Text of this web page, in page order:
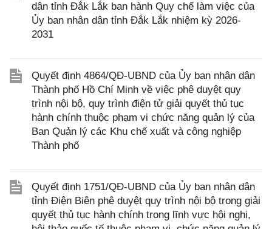
dân tỉnh Đắk Lắk ban hành Quy chế làm việc của
Ủy ban nhân dân tỉnh Đắk Lắk nhiệm kỳ 2026-
2031
Quyết định 4864/QĐ-UBND của Ủy ban nhân dân
Thành phố Hồ Chí Minh về việc phê duyệt quy
trình nội bộ, quy trình điện tử giải quyết thủ tục
hành chính thuộc phạm vi chức năng quản lý của
Ban Quản lý các Khu chế xuất và công nghiệp
Thành phố
Quyết định 1751/QĐ-UBND của Ủy ban nhân dân
tỉnh Điện Biên phê duyệt quy trình nội bộ trong giải
quyết thủ tục hành chính trong lĩnh vực hội nghị,